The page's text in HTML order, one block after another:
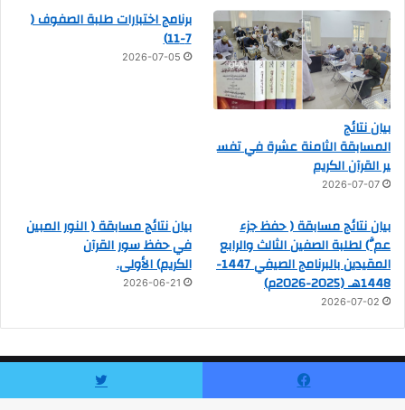
بيان نتائج
المسابقة الثامنة عشرة في تفس
ير القرآن الكريم
2026-07-07
برنامج اختبارات طلبة الصفوف (
7-11)
2026-07-05
بيان نتائج مسابقة ( حفظ جزء
عمَّ) لطلبة الصفين الثالث والرابع
المقيدين بالبرنامج الصيفي 1447-
1448هـ (2025-2026م)
2026-07-02
بيان نتائج مسابقة ( النور المبين
في حفظ سور القرآن
الكريم) الأولى.
2026-06-21
لــ مدرستا أهل القرآن واقرأ لتعليم
فيسبوك تويتر